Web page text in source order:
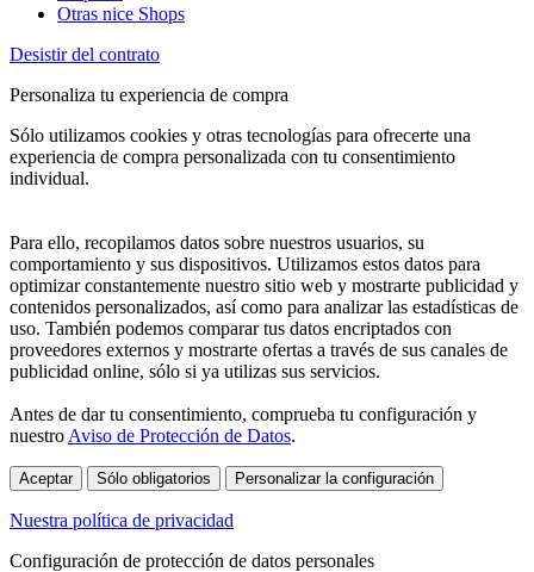
Otras nice Shops
Desistir del contrato
Personaliza tu experiencia de compra
Sólo utilizamos cookies y otras tecnologías para ofrecerte una
experiencia de compra personalizada con tu consentimiento
individual.
Para ello, recopilamos datos sobre nuestros usuarios, su
comportamiento y sus dispositivos. Utilizamos estos datos para
optimizar constantemente nuestro sitio web y mostrarte publicidad y
contenidos personalizados, así como para analizar las estadísticas de
uso. También podemos comparar tus datos encriptados con
proveedores externos y mostrarte ofertas a través de sus canales de
publicidad online, sólo si ya utilizas sus servicios.
Antes de dar tu consentimiento, comprueba tu configuración y
nuestro Aviso de Protección de Datos.
Aceptar Sólo obligatorios Personalizar la configuración
Nuestra política de privacidad
Configuración de protección de datos personales